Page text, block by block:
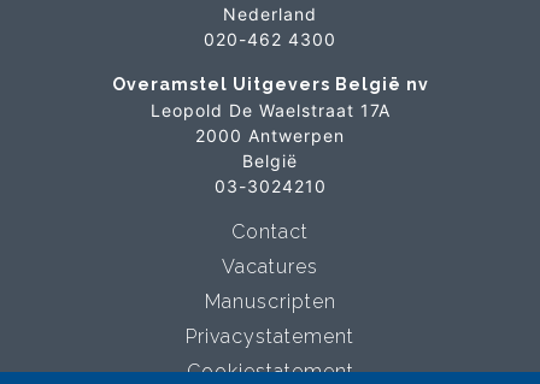
Nederland
020-462 4300
Overamstel Uitgevers België nv
Leopold De Waelstraat 17A
2000 Antwerpen
België
03-3024210
Contact
Vacatures
Manuscripten
Privacystatement
Cookiestatement